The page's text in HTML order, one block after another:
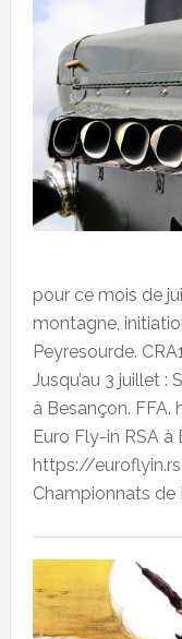
pour ce mois de
montagne,
Peyresourde.
Jusqu’au 3 juillet
à Besançon.
Euro Fly-in RSA à
https://
Championnats de